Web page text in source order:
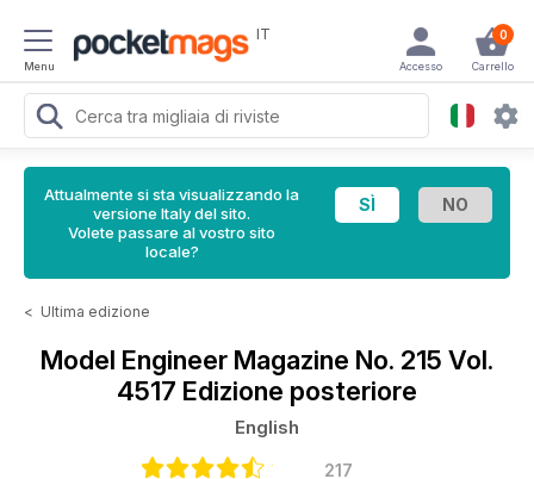
Menu
IT 0
Carrello
Accesso
Attualmente si sta visualizzando la
versione Italy del sito.
Volete passare al vostro sito
locale?
< Ultima edizione
Model Engineer Magazine No. 215 Vol.
4517 Edizione posteriore
English
217